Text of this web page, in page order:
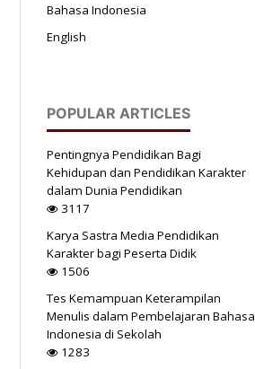
Bahasa Indonesia
English
POPULAR ARTICLES
Pentingnya Pendidikan Bagi
Kehidupan dan Pendidikan Karakter
dalam Dunia Pendidikan
3117
Karya Sastra Media Pendidikan
Karakter bagi Peserta Didik
1506
Tes Kemampuan Keterampilan
Menulis dalam Pembelajaran Bahasa
Indonesia di Sekolah
1283